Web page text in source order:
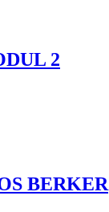
2
BERKER